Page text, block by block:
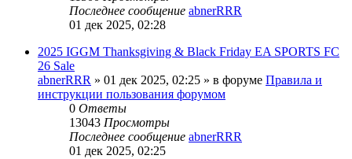
Последнее сообщение abnerRRR
01 дек 2025, 02:28
2025 IGGM Thanksgiving & Black Friday EA SPORTS FC
26 Sale
abnerRRR » 01 дек 2025, 02:25 » в форуме Правила и
инструкции пользования форумом
0 Ответы
13043 Просмотры
Последнее сообщение abnerRRR
01 дек 2025, 02:25